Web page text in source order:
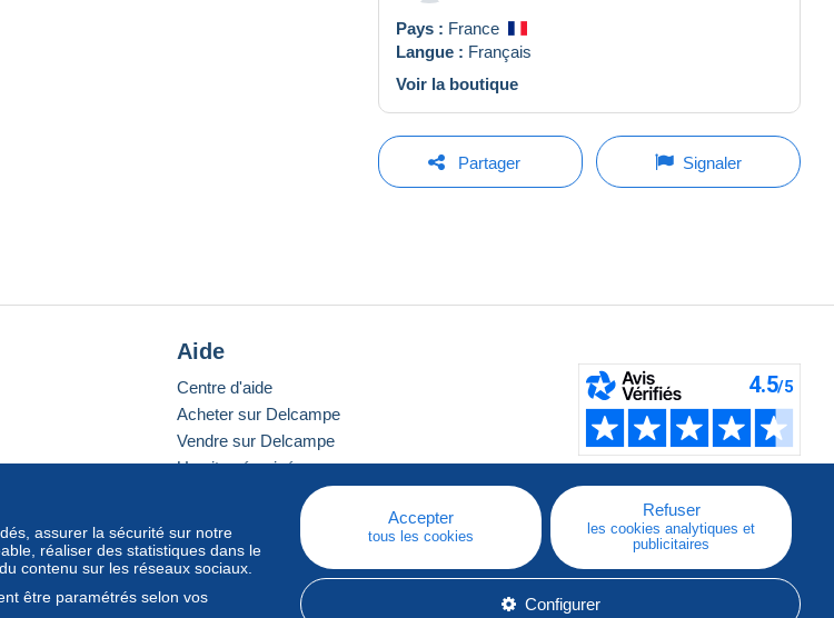
Pays : France
Langue : Français
Voir la boutique
Partager Signaler
assurer la sécurité sur notre
réaliser des statistiques dans le
contenu sur les réseaux sociaux.
être paramétrés selon vos
Accepter
tous les cookies
Refuser
les cookies analytiques et
publicitaires
Configurer
Aide
Centre d'aide
Acheter sur Delcampe
Vendre sur Delcampe
Un site sécurisé